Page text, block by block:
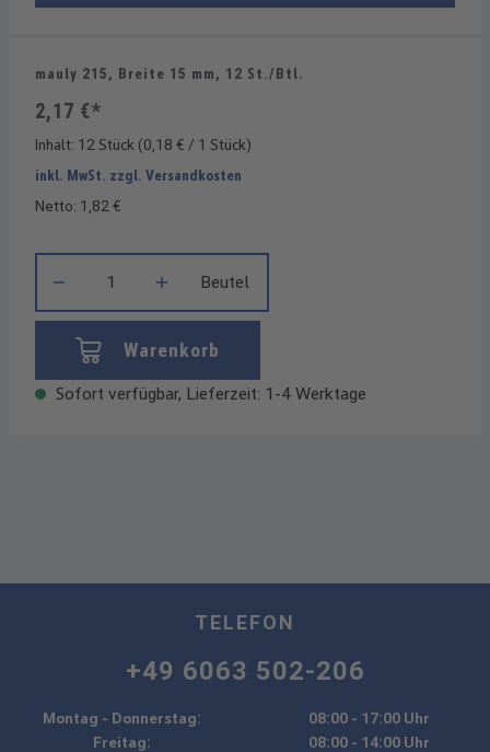
mauly 215, Breite 15 mm, 12 St./Btl.
2,17 €*
Inhalt: 12 Stück (0,18 € / 1 Stück)
inkl. MwSt. zzgl. Versandkosten
Netto: 1,82 €
Beutel
Warenkorb
Sofort verfügbar, Lieferzeit: 1-4 Werktage
TELEFON
+49 6063 502-206
Montag - Donnerstag:
08:00 - 17:00 Uhr
Freitag:
08:00 - 14:00 Uhr